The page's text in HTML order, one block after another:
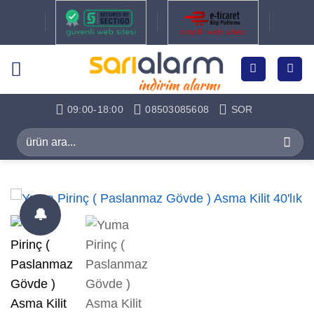
09:00-18:00 08503085608 SOR
Ara:
🔔